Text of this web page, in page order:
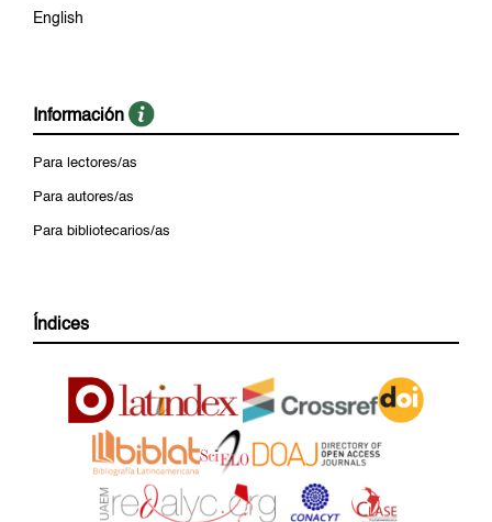
English
Información
Para lectores/as
Para autores/as
Para bibliotecarios/as
Índices